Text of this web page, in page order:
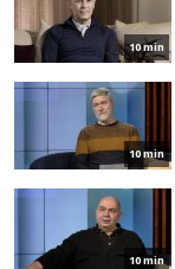
10 min
10 min
10 min